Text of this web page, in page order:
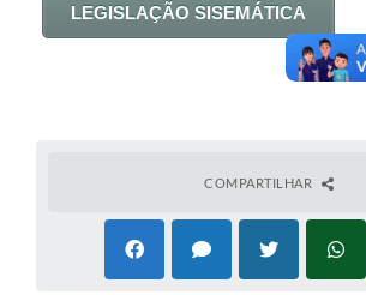
LEGISLAÇÃO SISEMÁTICA
COMPARTILHAR